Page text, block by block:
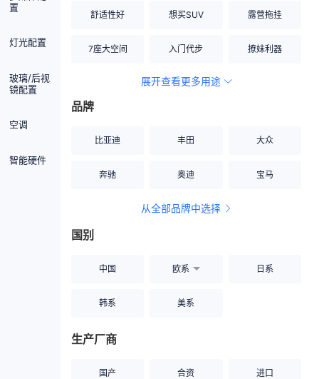
置
灯光配置
玻璃/后视
镜配置
空调
智能硬件
舒适性好 想买SUV 露营拖挂
7座大空间 入门代步 撩妹利器
空间宽敞
展开查看更多用途
品牌
比亚迪 丰田 大众
奔驰 奥迪 宝马
从全部品牌中选择
国别
中国 欧系 日系
韩系 美系
生产厂商
国产 合资 进口